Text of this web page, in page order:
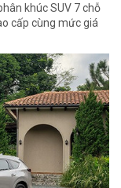
khúc SUV 7 chỗ
cấp cùng mức giá